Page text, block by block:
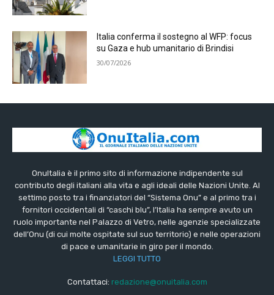
Italia conferma il sostegno al WFP: focus
su Gaza e hub umanitario di Brindisi
30/07/2026
OnuItalia è il primo sito di informazione indipendente sul
contributo degli italiani alla vita e agli ideali delle Nazioni Unite. Al
settimo posto tra i finanziatori del “Sistema Onu” e al primo tra i
fornitori occidentali di “caschi blu”, l’Italia ha sempre avuto un
ruolo importante nel Palazzo di Vetro, nelle agenzie specializzate
dell’Onu (di cui molte ospitate sul suo territorio) e nelle operazioni
di pace e umanitarie in giro per il mondo.
LEGGI TUTTO
Contattaci: redazione@onuitalia.com